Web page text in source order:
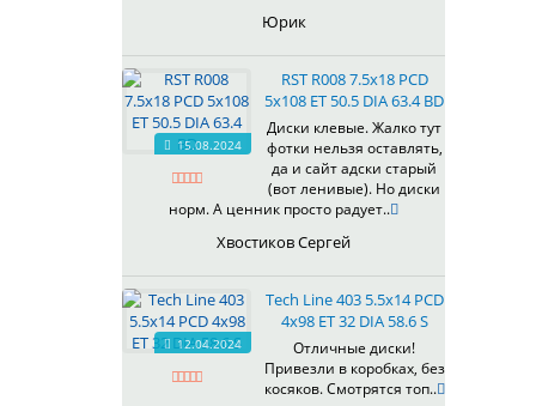
602
604
607
614
622
624
625
626
628
629
Юрик
15.08.2024
RST R008 7.5x18 PCD
5x108 ET 50.5 DIA 63.4 BD
Диски клевые. Жалко тут
фотки нельзя оставлять,
да и сайт адски старый
(вот ленивые). Но диски
норм. А ценник просто радует..
Хвостиков Сергей
12.04.2024
Tech Line 403 5.5x14 PCD
4x98 ET 32 DIA 58.6 S
Отличные диски!
Привезли в коробках, без
косяков. Смотрятся топ..